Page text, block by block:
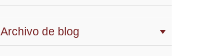
Archivo de blog